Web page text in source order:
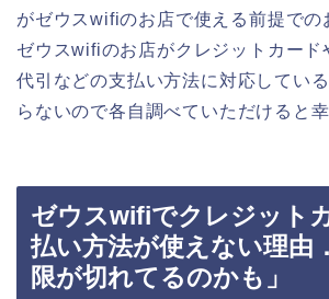
がゼウスwifiのお店で使える前提での
ゼウスwifiのお店がクレジットカード
代引などの支払い方法に対応してい
らないので各自調べていただけると幸
ゼウスwifiでクレジット
払い方法が使えない理由
限が切れてるのかも」